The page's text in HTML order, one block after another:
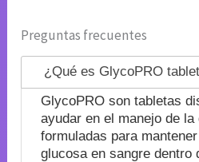
Preguntas frecuentes
¿Qué es GlycoPRO
GlycoPRO son tabletas
ayudar en el manejo de
formuladas para
glucosa en sangre dentro